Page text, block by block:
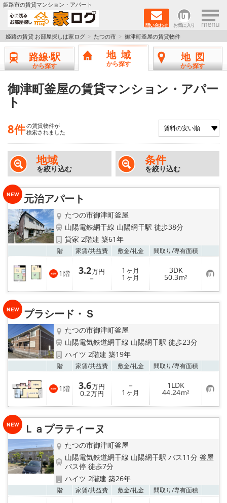
姫路市の賃貸マンション・アパート
問い合わせ お気に入り ×
TOPページ
新築物件
ペットOK物件
戸建物件
保証人不要物件
初期費用リーズナブル物件
路線·駅から探す
地域から探す
地図から探す
スタッフ
店舗情報·アクセス
会社概要
メールでお問い合わせ
姫路の賃貸 お部屋探しは家ログ たつの市 御津町釜屋の賃貸物件
路線·駅
から探す
地域
から探す
地図
から探す
御津町釜屋の賃貸マンション・アパー
ト
8件の賃貸物件が
検索されました
地域
を絞り込む
条件
を絞り込む
元治アパート
たつの市御津町釜屋
山陽電鉄網干線 山陽網干駅 徒歩38分
貸家 2階建 築61年
階 家賃/共益費 敷金/礼金 間取り/専有面積
1 階 3.2万円
－
1 ヶ月
1 ヶ月
3DK
50.3m² お
気
に
り
プラシード・Ｓ
たつの市御津町釜屋
山陽電気鉄道網干線 山陽網干駅 徒歩23分
ハイツ 2階建 築19年
階 家賃/共益費 敷金/礼金 間取り/専有面積
1 階 3.6万円
0.2万円
－
1 ヶ月
1LDK
44.24m² お
気
に
り
Ｌａプラティーヌ
たつの市御津町釜屋
山陽電気鉄道網干線 山陽網干駅 バス11分 釜屋
バス停 徒歩7分
ハイツ 2階建 築26年
階 家賃/共益費 敷金/礼金 間取り/専有面積